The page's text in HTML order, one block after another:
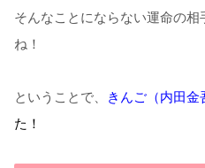
そんなことにならない運命の
ね！
ということで、 きんご（内田金
た！